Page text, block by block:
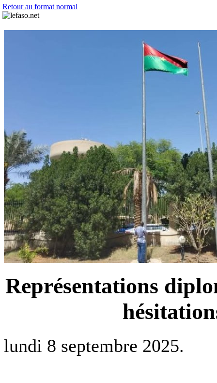
Retour au format normal
Représentations
lundi 8 septembre 2025.